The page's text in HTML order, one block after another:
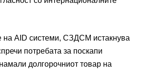
AID системи, СЗДСМ истакнува
потребата за поскапи
долгорочниот товар на